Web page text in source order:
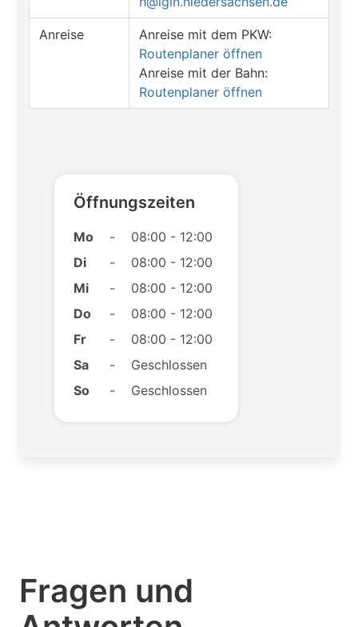
Anreise
Anreise mit dem PKW:
Routenplaner öffnen
Anreise mit der Bahn:
Routenplaner öffnen
Öffnungszeiten
Mo -
08:00 - 12:00
Di
-
08:00 - 12:00
Mi
-
08:00 - 12:00
Do
-
08:00 - 12:00
Fr
-
08:00 - 12:00
Sa
-
Geschlossen
So
- Geschlossen
Fragen und